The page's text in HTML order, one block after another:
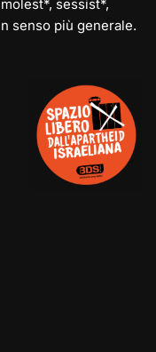
sessist*,
senso più generale.